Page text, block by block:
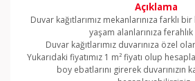
Açıklama
Duvar kağıtlarımız mekanlarınıza farklı
yaşam alanlarınıza
Duvar kağıtlarımız duvarınıza özel
Yukarıdaki fiyatımız 1 m² fiyatı olup
boy ebatlarını girerek duvarınızın